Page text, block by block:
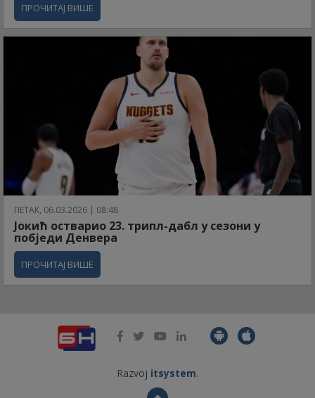
ПРОЧИТАЈ ВИШЕ
ПЕТАК, 06.03.2026 | 08:48
Јокић остварио 23. трипл-дабл у сезони у
побједи Денвера
ПРОЧИТАЈ ВИШЕ
Razvoj itsystem.